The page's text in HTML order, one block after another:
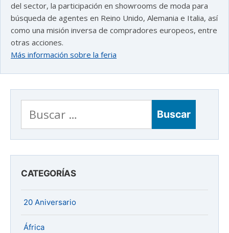
del sector, la participación en showrooms de moda para
búsqueda de agentes en Reino Unido, Alemania e Italia, así
como una misión inversa de compradores europeos, entre
otras acciones.
Más información sobre la feria
Buscar:
CATEGORÍAS
20 Aniversario
África